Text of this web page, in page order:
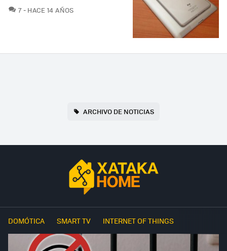
7COMENTARIOS
HACE 14 AÑOS
ARCHIVO DE NOTICIAS
DOMÓTICA SMART TV INTERNET OF THINGS